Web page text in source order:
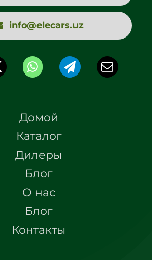
info@elecars.uz
Домой
Каталог
Дилеры
Блог
О нас
Блог
Контакты